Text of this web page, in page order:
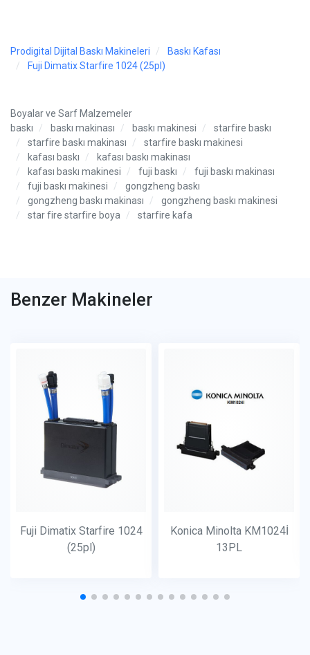
Prodigital Dijital Baskı Makineleri
Baskı Kafası
Fuji Dimatix Starfire 1024 (25pl)
Boyalar ve Sarf Malzemeler
baskı
baskı makinası baskı makinesi
starfire baskı
starfire baskı makinası
starfire baskı makinesi
kafası baskı
kafası baskı makinası
kafası baskı makinesi
fuji baskı
fuji baskı makinası
fuji baskı makinesi
gongzheng baskı
gongzheng baskı makinası
gongzheng baskı makinesi
star fire starfire boya
starfire kafa
Benzer Makineler
Fuji Dimatix Starfire 1024
(25pl)
Konica Minolta KM1024İ
13PL